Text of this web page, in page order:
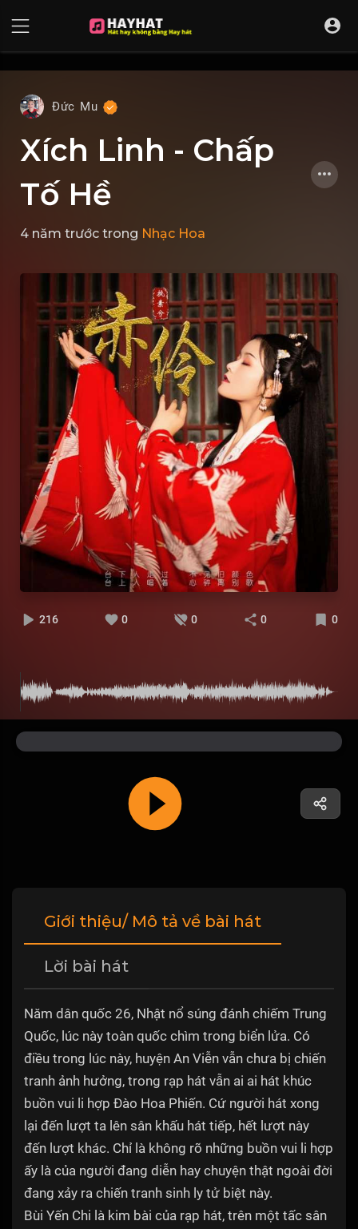
Đức Mu
Xích Linh - Chấp
Tố Hề
4 năm trước trong Nhạc Hoa
216 0 0 0 0
Giới thiệu/ Mô tả về bài hát
Lời bài hát
Năm dân quốc 26, Nhật nổ súng đánh chiếm Trung
Quốc, lúc này toàn quốc chìm trong biển lửa. Có
điều trong lúc này, huyện An Viễn vẫn chưa bị chiến
tranh ảnh hưởng, trong rạp hát vẫn ai ai hát khúc
buồn vui li hợp Đào Hoa Phiến. Cứ người hát xong
lại đến lượt ta lên sân khấu hát tiếp, hết lượt này
đến lượt khác. Chỉ là không rõ những buồn vui li hợp
ấy là của người đang diễn hay chuyện thật ngoài đời
đang xảy ra chiến tranh sinh ly tử biệt này.
Bùi Yến Chi là kim bài của rạp hát, trên một tấc sân